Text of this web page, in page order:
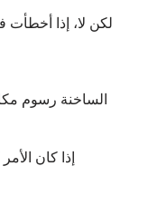
لكن لا، إذا أخطأت
إذا كان